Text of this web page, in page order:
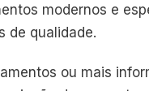
modernos e
de qualidade.
ou mais